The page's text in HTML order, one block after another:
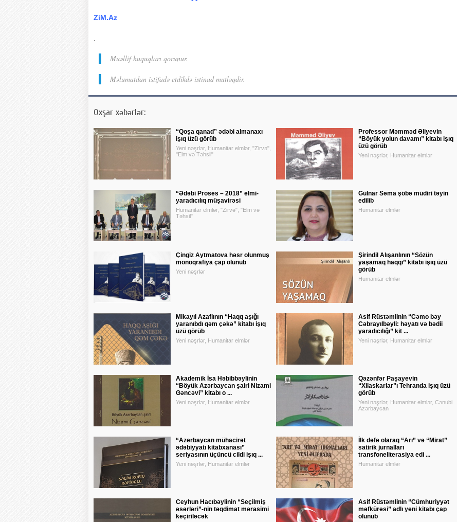
ZiM.Az
Muəllif huquqları qorunur.
Məlumatdan istifadə etdikdə istinad mutləqdir.
Oxşar xəbərlər:
“Qoşa qanad” ədəbi almanaxı
işıq üzü görüb
Yeni nəşrlər, Humanitar elmlər, "Zirvə",
"Elm və Təhsil"
Professor Məmməd Əliyevin
“Böyük yolun davamı” kitabı işıq
üzü görüb
Yeni nəşrlər, Humanitar elmlər
“Ədəbi Proses – 2018” elmi-
yaradıcılıq müşavirəsi
Humanitar elmlər, "Zirvə", "Elm və
Təhsil"
Gülnar Səma şöbə müdiri təyin
edilib
Humanitar elmlər
Çingiz Aytmatova həsr olunmuş
monoqrafiya çap olunub
Yeni nəşrlər
Şirindil Alışanlının “Sözün
yaşamaq haqqı” kitabı işıq üzü
görüb
Humanitar elmlər
Mikayıl Azaflının “Haqq aşığı
yaranıbdı qəm çəkə” kitabı işıq
üzü görüb
Yeni nəşrlər, Humanitar elmlər
Asif Rüstəmlinin “Cəmo bəy
Cəbrayılbəyli: həyatı və bədii
yaradıcılığı” kit ...
Yeni nəşrlər, Humanitar elmlər
Akademik İsa Həbibbəylinin
“Böyük Azərbaycan şairi Nizami
Gəncəvi” kitabı o ...
Yeni nəşrlər, Humanitar elmlər
Qəzənfər Paşayevin
“Xilaskarlar”ı Tehranda işıq üzü
görüb
Yeni nəşrlər, Humanitar elmlər, Cənubi
Azərbaycan
“Azərbaycan mühacirət
ədəbiyyatı kitabxanası”
seriyasının üçüncü cildi işıq ...
Yeni nəşrlər, Humanitar elmlər
İlk dəfə olaraq “Arı” və “Mirat”
satirik jurnalları
transfoneliterasiya edi ...
Humanitar elmlər
Ceyhun Hacıbəylinin “Seçilmiş
əsərləri”-nin təqdimat mərasimi
keçiriləcək
Asif Rüstəmlinin “Cümhuriyyət
məfkürəsi” adlı yeni kitabı çap
olunub